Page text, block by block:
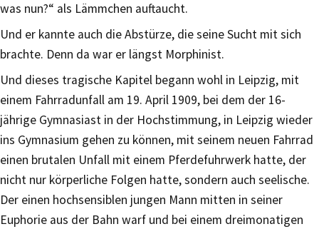
was nun?“ als Lämmchen auftaucht.
Und er kannte auch die Abstürze, die seine Sucht mit sich
brachte. Denn da war er längst Morphinist.
Und dieses tragische Kapitel begann wohl in Leipzig, mit
einem Fahrradunfall am 19. April 1909, bei dem der 16-
jährige Gymnasiast in der Hochstimmung, in Leipzig wieder
ins Gymnasium gehen zu können, mit seinem neuen Fahrrad
einen brutalen Unfall mit einem Pferdefuhrwerk hatte, der
nicht nur körperliche Folgen hatte, sondern auch seelische.
Der einen hochsensiblen jungen Mann mitten in seiner
Euphorie aus der Bahn warf und bei einem dreimonatigen